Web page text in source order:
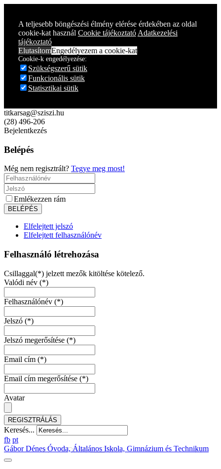
A teljesebb böngészési élmény elérése érdekében az oldal
cookie-kat használ Cookie tájékoztató Adatkezelési
tájékoztató
ElutasítomEngedélyezem a cookie-kat
Cookie-k engedélyezése:
Szükségszerű sütik
Funkcionális sütik
Statisztikai sütik
titkarsag@sziszi.hu
(28) 496-206
Bejelentkezés
Belépés
Még nem regisztrált? Tegye meg most!
Emlékezzen rám
Elfelejtett jelszó
Elfelejtett felhasználónév
Felhasználó létrehozása
Csillaggal(*) jelzett mezők kitöltése kötelező.
Valódi név (*)
Felhasználónév (*)
Jelszó (*)
Jelszó megerősítése (*)
Email cím (*)
Email cím megerősítése (*)
Avatar
REGISZTRÁLÁS
Keresés...
fb pt
Gábor Dénes Óvoda, Általános Iskola, Gimnázium és Technikum